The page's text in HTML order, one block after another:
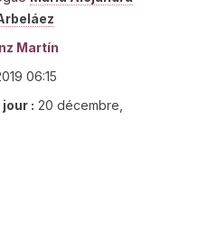
Martín
06:15
: 20 décembre,